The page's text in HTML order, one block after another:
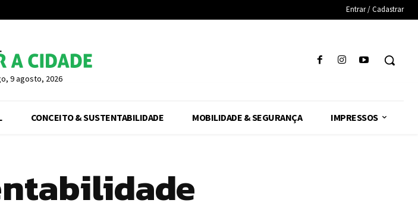
Entrar / Cadastrar
9 agosto, 2026
CONCEITO & SUSTENTABILIDADE MOBILIDADE & SEGURANÇA IMPRESSOS